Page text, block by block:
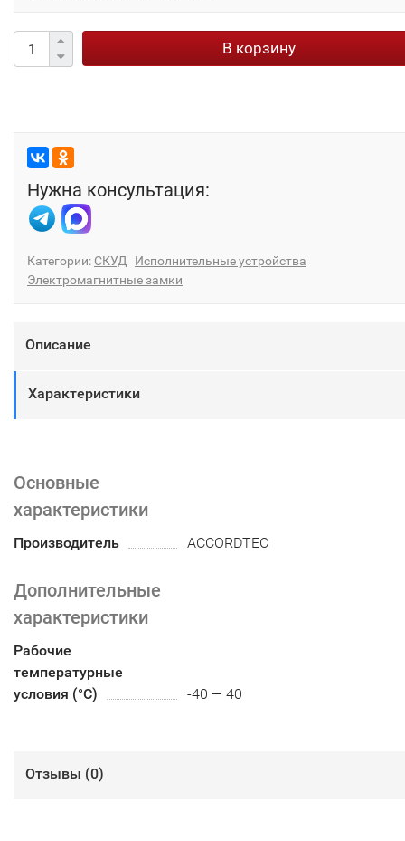
В корзину
Нужна консультация:
Категории: СКУД
Исполнительные устройства
Электромагнитные замки
Описание
Характеристики
Основные
характеристики
Производитель ACCORDTEC
Дополнительные
характеристики
Рабочие
температурные
условия (°С)
-40 — 40
Отзывы (0)